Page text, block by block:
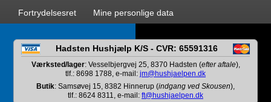
Fortrydelsesret Mine personlige data
Hadsten Hushjælp K/S - CVR: 65591316
Værksted/lager: Vesselbjergvej 25, 8370 Hadsten (efter aftale),
tlf.: 8698 1788, e-mail: jm@hushjaelpen.dk
Butik: Samsøvej 15, 8382 Hinnerup (indgang ved Skousen),
tlf.: 8624 8311, e-mail: ft@hushjaelpen.dk